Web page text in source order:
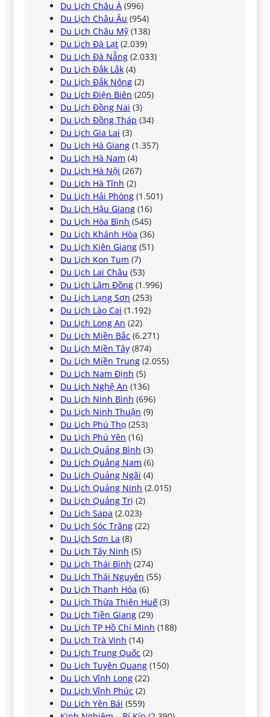
Du Lịch Châu Á (996)
Du Lịch Châu Âu (954)
Du Lịch Châu Mỹ (138)
Du Lịch Đà Lạt (2.039)
Du Lịch Đà Nẵng (2.033)
Du Lịch Đắk Lắk (4)
Du Lịch Đắk Nông (2)
Du Lịch Điện Biên (205)
Du Lịch Đồng Nai (3)
Du Lịch Đồng Tháp (34)
Du Lịch Gia Lai (3)
Du Lịch Hà Giang (1.357)
Du Lịch Hà Nam (4)
Du Lịch Hà Nội (267)
Du Lịch Hà Tĩnh (2)
Du Lịch Hải Phòng (1.501)
Du Lịch Hậu Giang (16)
Du Lịch Hòa Bình (545)
Du Lịch Khánh Hòa (36)
Du Lịch Kiên Giang (51)
Du Lịch Kon Tum (7)
Du Lịch Lai Châu (53)
Du Lịch Lâm Đồng (1.996)
Du Lịch Lạng Sơn (253)
Du Lịch Lào Cai (1.192)
Du Lịch Long An (22)
Du Lịch Miền Bắc (6.271)
Du Lịch Miền Tây (874)
Du Lịch Miền Trung (2.055)
Du Lịch Nam Định (5)
Du Lịch Nghệ An (136)
Du Lịch Ninh Bình (696)
Du Lịch Ninh Thuận (9)
Du Lịch Phú Thọ (253)
Du Lịch Phú Yên (16)
Du Lịch Quảng Bình (3)
Du Lịch Quảng Nam (6)
Du Lịch Quảng Ngãi (4)
Du Lịch Quảng Ninh (2.015)
Du Lịch Quảng Trị (2)
Du Lịch Sapa (2.023)
Du Lịch Sóc Trăng (22)
Du Lịch Sơn La (8)
Du Lịch Tây Ninh (5)
Du Lịch Thái Bình (274)
Du Lịch Thái Nguyên (55)
Du Lịch Thanh Hóa (6)
Du Lịch Thừa Thiên Huế (3)
Du Lịch Tiền Giang (29)
Du Lịch TP Hồ Chí Minh (188)
Du Lịch Trà Vinh (14)
Du Lịch Trung Quốc (2)
Du Lịch Tuyên Quang (150)
Du Lịch Vĩnh Long (22)
Du Lịch Vĩnh Phúc (2)
Du Lịch Yên Bái (559)